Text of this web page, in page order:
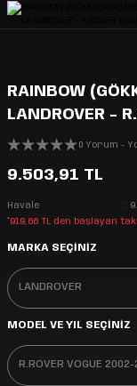
RAINBOW
LANDROVER -
0 Yorum -
9.503,91 TL
Havale
*919,66 TL den başlayan
MARKA SEÇİNİZ
MODEL VE YIL SEÇİNİZ